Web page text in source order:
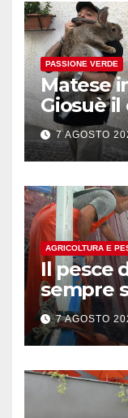
PASSIONE VERDE
Matese
Giosuè
7 AGOSTO
AGRICOLTURA E
Il pesce
sempre
in7 AGOSTO